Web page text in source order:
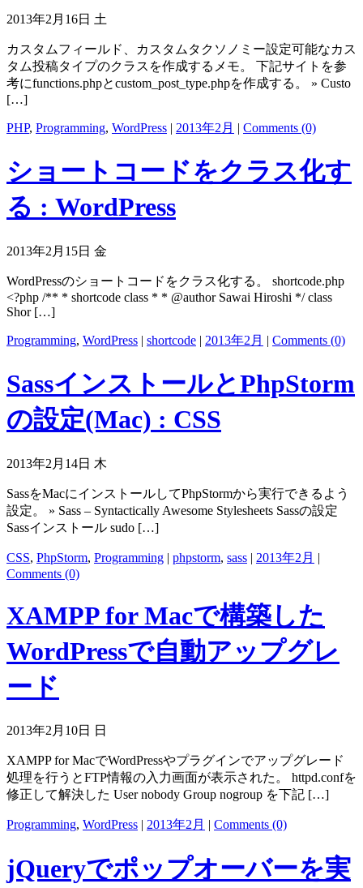
2013年2月16日 土
カスタムフィールド、カスタムタクソノミー設定可能なカス
タム投稿タイプのクラスを作成するメモ。 下記サイトを参
考にfunctions.phpとcustom_post_type.phpを作成する。 » Custo
[…]
PHP, Programming, WordPress | 2013年2月 | Comments (0)
ショートコードをクラス化す
る : WordPress
2013年2月15日 金
WordPressのショートコードをクラス化する。 shortcode.php
<?php /** * shortcode class * * @author Sawai Hiroshi */ class
Shor […]
Programming, WordPress | shortcode | 2013年2月 | Comments (0)
SassインストールとPhpStorm
の設定(Mac) : CSS
2013年2月14日 木
SassをMacにインストールしてPhpStormから実行できるよう
設定。 » Sass – Syntactically Awesome Stylesheets Sassの設定
Sassインストール sudo […]
CSS, PhpStorm, Programming | phpstorm, sass | 2013年2月 |
Comments (0)
XAMPP for Macで構築した
WordPressで自動アップグレ
ード
2013年2月10日 日
XAMPP for MacでWordPressやプラグインでアップグレード
処理を行うとFTP情報の入力画面が表示された。 httpd.confを
修正して解決した User nobody Group nogroup を下記 […]
Programming, WordPress | 2013年2月 | Comments (0)
jQueryでポップオーバーを実